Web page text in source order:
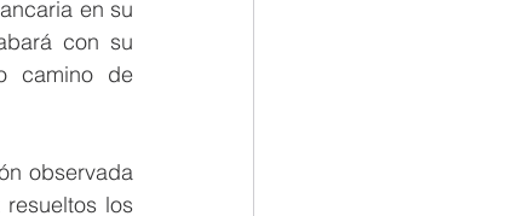
en su
con su
camino de
observada
los